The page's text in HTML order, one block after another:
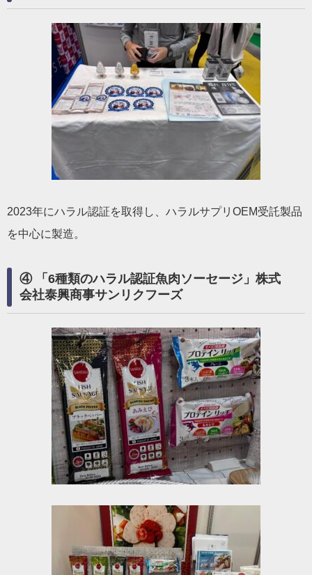
2023年にハラル認証を取得し、ハラルサプリOEM受託製品
を中心に製造。
④ 「6種類のハラル認証魚肉ソーセージ」株式
会社泰興商事サンリクフーズ